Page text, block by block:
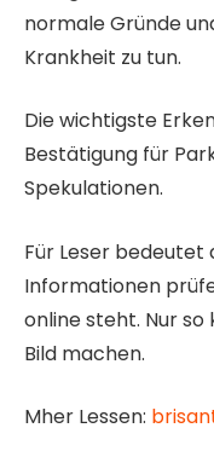
normale Gründe
Krankheit zu tun.
Die wichtigste
Bestätigung für
Spekulationen.
Für Leser bedeutet
Informationen
online steht. Nur
Bild machen.
Mher Lessen: